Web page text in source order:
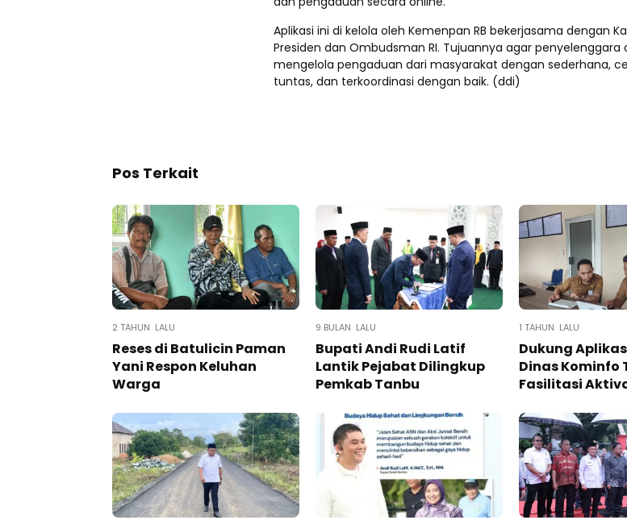
Aplikasi ini di kelola oleh Kemenpan RB bekerjasama dengan
Presiden dan Ombudsman RI. Tujuannya agar penyelenggara
mengelola pengaduan dari masyarakat dengan sederhana,
tuntas, dan terkoordinasi dengan baik. (ddi)
Pos Terkait
2 TAHUN LALU
Reses di Batulicin Paman
Yani Respon Keluhan
Warga
9 BULAN LALU
Bupati Andi Rudi Latif
Lantik Pejabat Dilingkup
Pemkab Tanbu
1 TAHUN LALU
Dukung Aplikasi
Dinas Kominfo
Fasilitasi